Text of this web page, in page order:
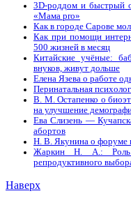
3D-роддом и быстрый
«Мама prо»
Как в городе Сарове
Как при помощи
500 жизней в месяц
Китайские учёные:
внуков, живут дольше
Елена Язева о работе
Перинатальная
В. М. Остапенко о
на улучшение
Ева Слизень —
абортов
Н. В. Якунина о форуме
Жаркин Н. А.: Роль
репродуктивного
Наверх